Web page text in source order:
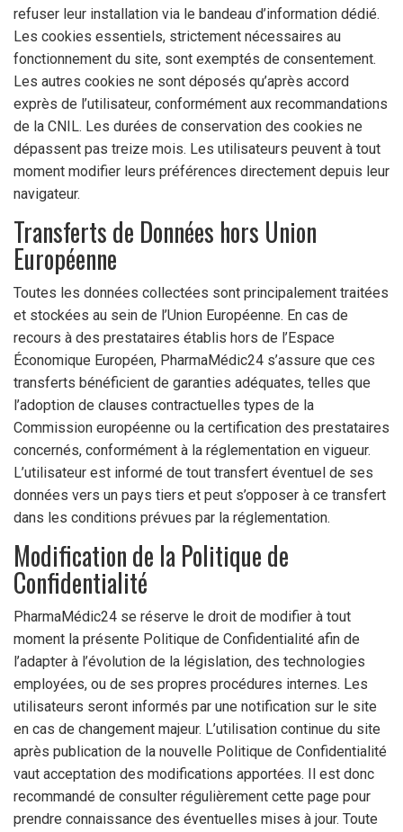
refuser leur installation via le bandeau d’information dédié.
Les cookies essentiels, strictement nécessaires au
fonctionnement du site, sont exemptés de consentement.
Les autres cookies ne sont déposés qu’après accord
exprès de l’utilisateur, conformément aux recommandations
de la CNIL. Les durées de conservation des cookies ne
dépassent pas treize mois. Les utilisateurs peuvent à tout
moment modifier leurs préférences directement depuis leur
navigateur.
Transferts de Données hors Union
Européenne
Toutes les données collectées sont principalement traitées
et stockées au sein de l’Union Européenne. En cas de
recours à des prestataires établis hors de l’Espace
Économique Européen, PharmaMédic24 s’assure que ces
transferts bénéficient de garanties adéquates, telles que
l’adoption de clauses contractuelles types de la
Commission européenne ou la certification des prestataires
concernés, conformément à la réglementation en vigueur.
L’utilisateur est informé de tout transfert éventuel de ses
données vers un pays tiers et peut s’opposer à ce transfert
dans les conditions prévues par la réglementation.
Modification de la Politique de
Confidentialité
PharmaMédic24 se réserve le droit de modifier à tout
moment la présente Politique de Confidentialité afin de
l’adapter à l’évolution de la législation, des technologies
employées, ou de ses propres procédures internes. Les
utilisateurs seront informés par une notification sur le site
en cas de changement majeur. L’utilisation continue du site
après publication de la nouvelle Politique de Confidentialité
vaut acceptation des modifications apportées. Il est donc
recommandé de consulter régulièrement cette page pour
prendre connaissance des éventuelles mises à jour. Toute